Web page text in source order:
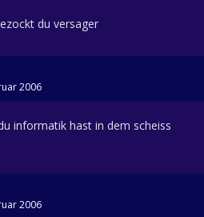
du versager
2006
informatik hast in dem scheiss
2006